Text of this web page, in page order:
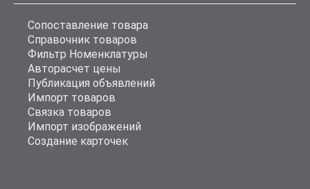
Сопоставление товара
Справочник товаров
Фильтр Номенклатуры
Авторасчет цены
Публикация объявлений
Импорт товаров
Связка товаров
Импорт изображений
Создание карточек